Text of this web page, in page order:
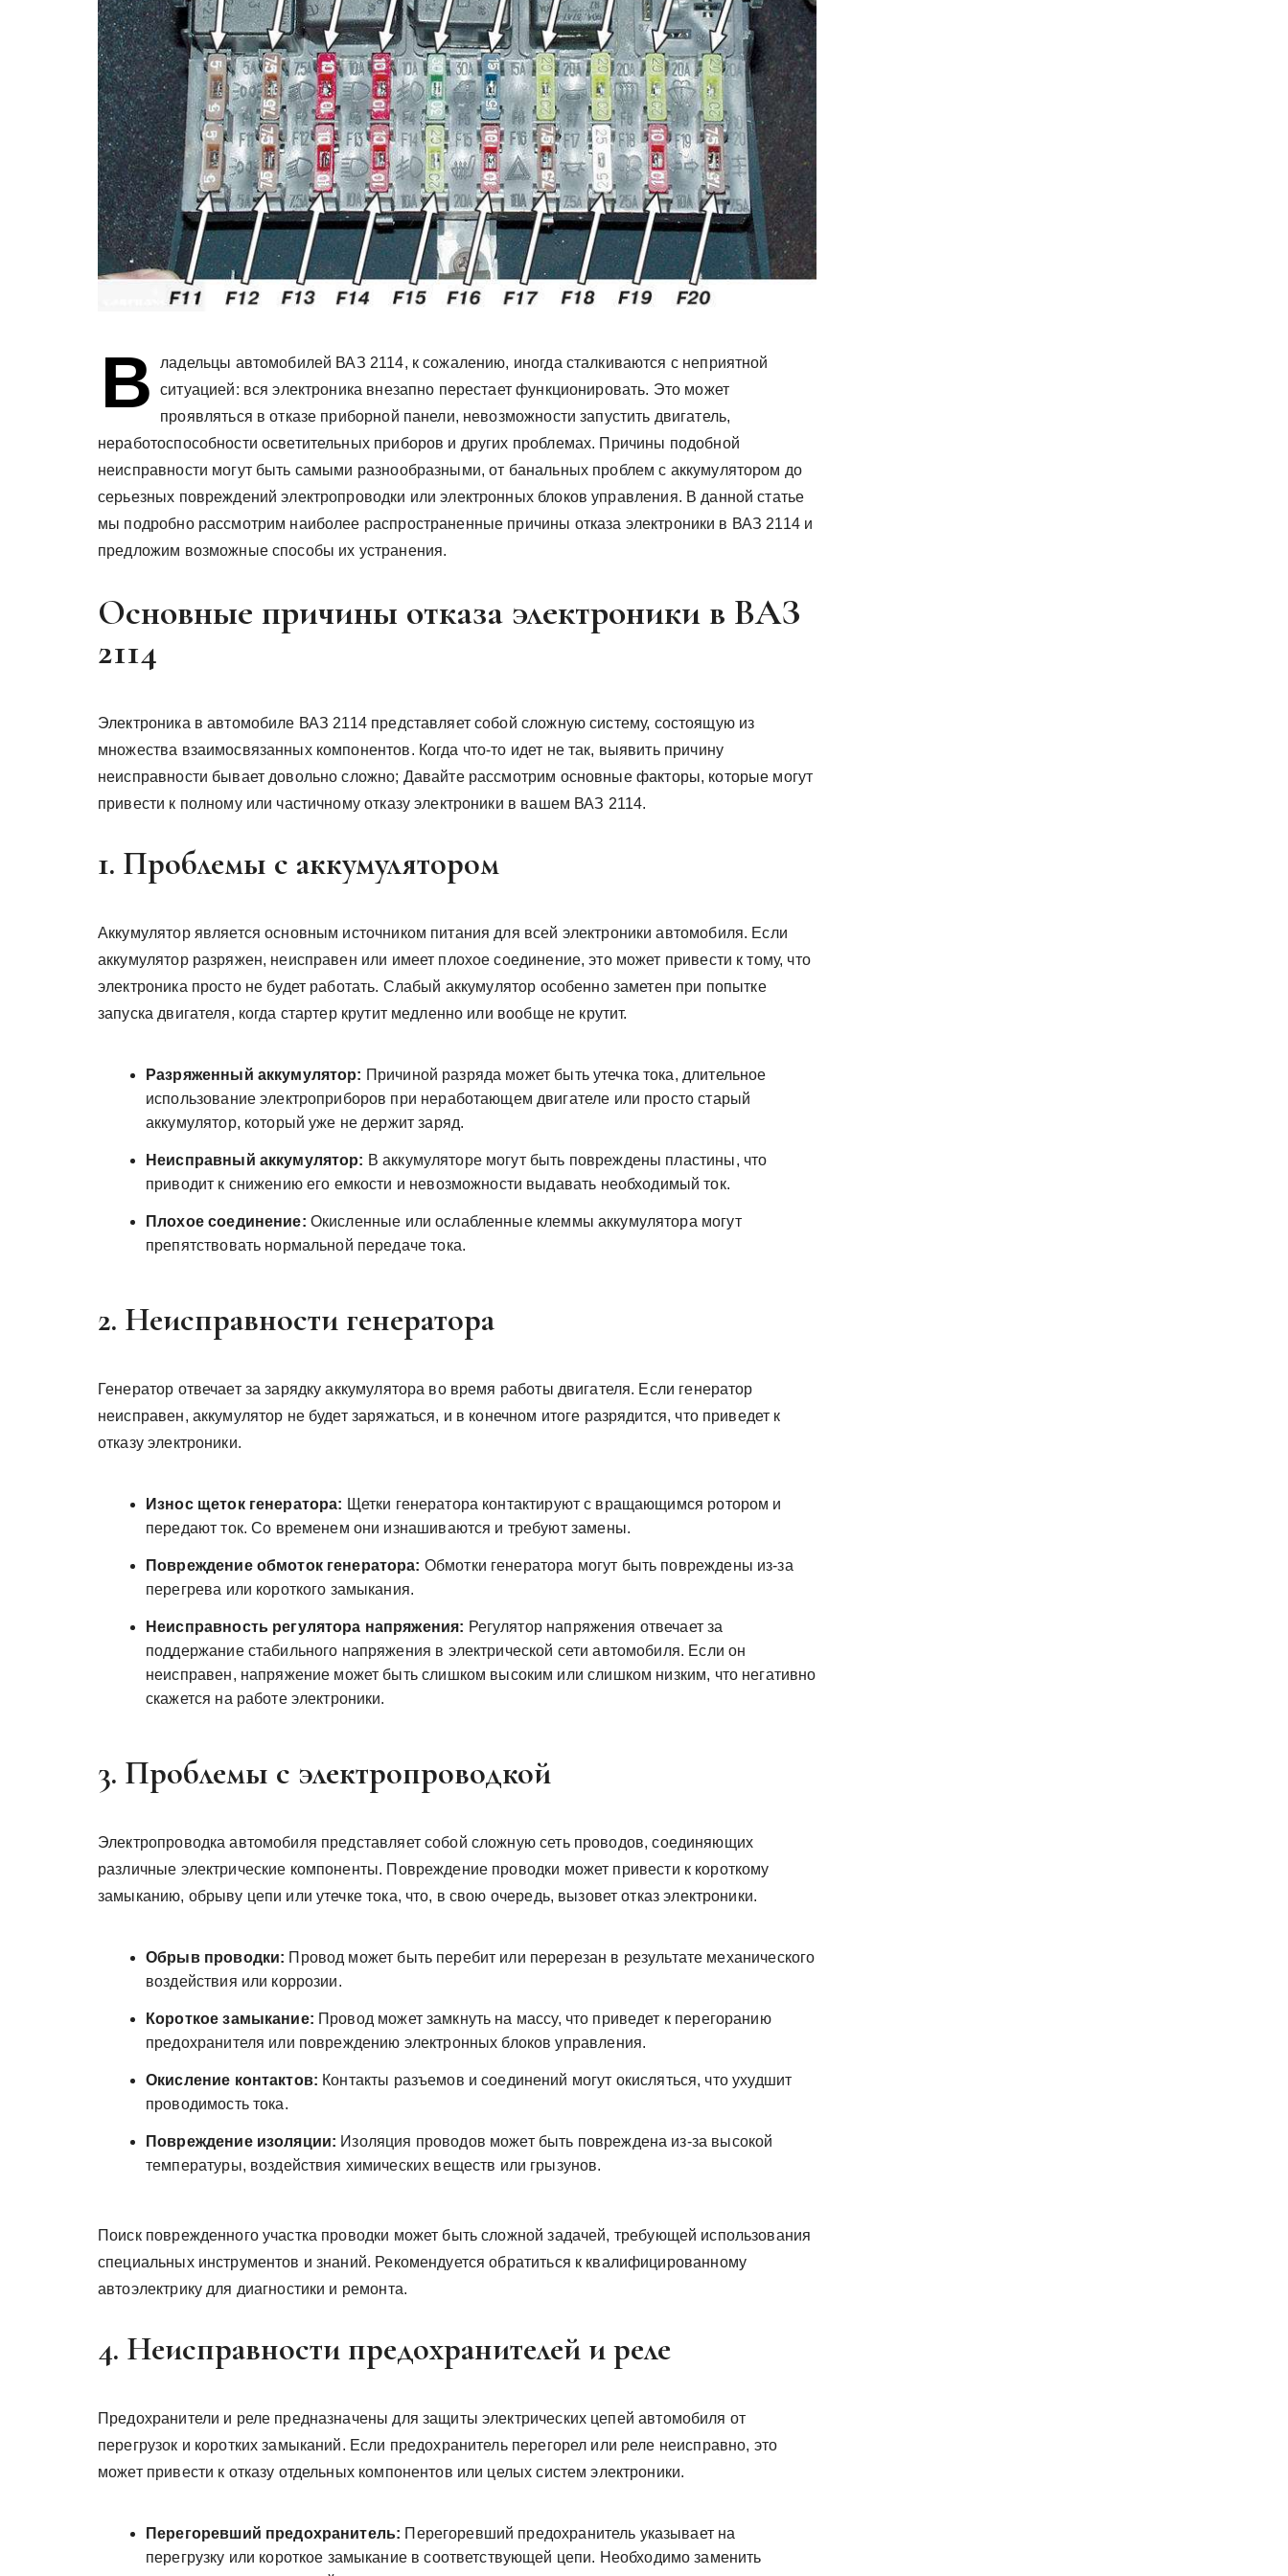
В
ладельцы автомобилей ВАЗ 2114, к сожалению, иногда сталкиваются с неприятной
ситуацией: вся электроника внезапно перестает функционировать. Это может
проявляться в отказе приборной панели, невозможности запустить двигатель,
неработоспособности осветительных приборов и других проблемах. Причины подобной
неисправности могут быть самыми разнообразными, от банальных проблем с аккумулятором до
серьезных повреждений электропроводки или электронных блоков управления. В данной статье
мы подробно рассмотрим наиболее распространенные причины отказа электроники в ВАЗ 2114 и
предложим возможные способы их устранения.
Основные причины отказа электроники в ВАЗ
2114
Электроника в автомобиле ВАЗ 2114 представляет собой сложную систему, состоящую из
множества взаимосвязанных компонентов. Когда что-то идет не так, выявить причину
неисправности бывает довольно сложно; Давайте рассмотрим основные факторы, которые могут
привести к полному или частичному отказу электроники в вашем ВАЗ 2114.
1. Проблемы с аккумулятором
Аккумулятор является основным источником питания для всей электроники автомобиля. Если
аккумулятор разряжен, неисправен или имеет плохое соединение, это может привести к тому, что
электроника просто не будет работать. Слабый аккумулятор особенно заметен при попытке
запуска двигателя, когда стартер крутит медленно или вообще не крутит.
Разряженный аккумулятор: Причиной разряда может быть утечка тока, длительное
использование электроприборов при неработающем двигателе или просто старый
аккумулятор, который уже не держит заряд.
Неисправный аккумулятор: В аккумуляторе могут быть повреждены пластины, что
приводит к снижению его емкости и невозможности выдавать необходимый ток.
Плохое соединение: Окисленные или ослабленные клеммы аккумулятора могут
препятствовать нормальной передаче тока.
2. Неисправности генератора
Генератор отвечает за зарядку аккумулятора во время работы двигателя. Если генератор
неисправен, аккумулятор не будет заряжаться, и в конечном итоге разрядится, что приведет к
отказу электроники.
Износ щеток генератора: Щетки генератора контактируют с вращающимся ротором и
передают ток. Со временем они изнашиваются и требуют замены.
Повреждение обмоток генератора: Обмотки генератора могут быть повреждены из-за
перегрева или короткого замыкания.
Неисправность регулятора напряжения: Регулятор напряжения отвечает за
поддержание стабильного напряжения в электрической сети автомобиля. Если он
неисправен, напряжение может быть слишком высоким или слишком низким, что негативно
скажется на работе электроники.
3. Проблемы с электропроводкой
Электропроводка автомобиля представляет собой сложную сеть проводов, соединяющих
различные электрические компоненты. Повреждение проводки может привести к короткому
замыканию, обрыву цепи или утечке тока, что, в свою очередь, вызовет отказ электроники.
Обрыв проводки: Провод может быть перебит или перерезан в результате механического
воздействия или коррозии.
Короткое замыкание: Провод может замкнуть на массу, что приведет к перегоранию
предохранителя или повреждению электронных блоков управления.
Окисление контактов: Контакты разъемов и соединений могут окисляться, что ухудшит
проводимость тока.
Повреждение изоляции: Изоляция проводов может быть повреждена из-за высокой
температуры, воздействия химических веществ или грызунов.
Поиск поврежденного участка проводки может быть сложной задачей, требующей использования
специальных инструментов и знаний. Рекомендуется обратиться к квалифицированному
автоэлектрику для диагностики и ремонта.
4. Неисправности предохранителей и реле
Предохранители и реле предназначены для защиты электрических цепей автомобиля от
перегрузок и коротких замыканий. Если предохранитель перегорел или реле неисправно, это
может привести к отказу отдельных компонентов или целых систем электроники.
Перегоревший предохранитель: Перегоревший предохранитель указывает на
перегрузку или короткое замыкание в соответствующей цепи. Необходимо заменить